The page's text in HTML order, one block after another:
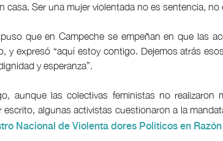
casa. Ser una mujer violentada no es sentencia,
que en Campeche se empeñan en que las
y expresó “aquí estoy contigo. Dejemos atrás
y esperanza”.
aunque las colectivas feministas no realizaron
escrito, algunas activistas cuestionaron a la
Nacional de Violenta dores Políticos en